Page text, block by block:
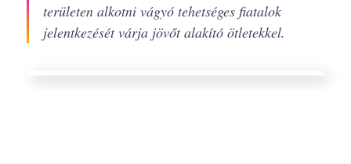
területen alkotni vágyó tehetséges fiatalok
jelentkezését várja jövőt alakító ötletekkel.